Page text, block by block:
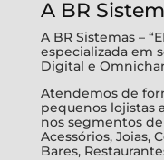
A BR
A BR Sistemas –
especializada em
Digital e
Atendemos de
pequenos lojistas
nos segmentos de
Acessórios, Joias,
Bares,